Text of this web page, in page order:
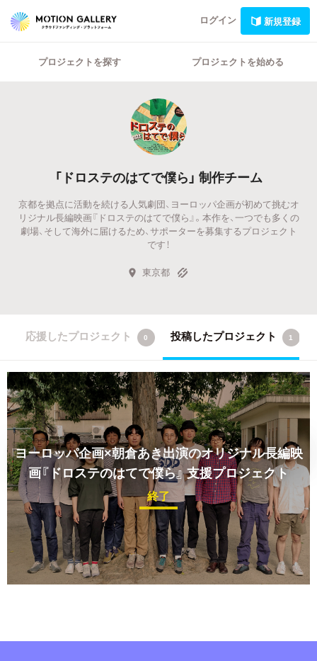
ログイン 新規登録
プロジェクトを探す プロジェクトを始める
「ドロステのはてで僕ら」 制作チーム
京都を拠点に活動を続ける人気劇団、ヨーロッパ企画が初めて挑むオ
リジナル長編映画『ドロステのはてで僕ら』。本作を、一つでも多くの
劇場、そして海外に届けるため、サポーターを募集するプロジェクト
です！
東京都
応援したプロジェクト 0 投稿したプロジェクト 1
ヨーロッパ企画×朝倉あき出演のオリジナル長編映
画『ドロステのはてで僕ら』支援プロジェクト
終了